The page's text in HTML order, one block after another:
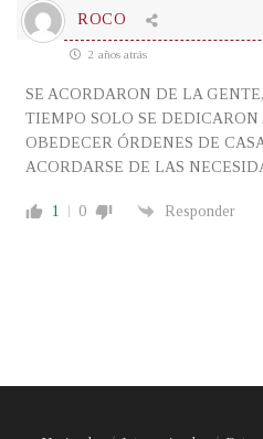
ROCO
2 años atrás
SE ACORDARON DE LA
TIEMPO SOLO SE DEDICARON
OBEDECER ÓRDENES DE
ACORDARSE DE LAS
1 0 Responder